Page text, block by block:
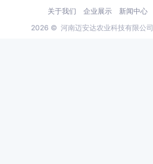
2026 © 河南迈安达农业科技有限公司
关于我们 企业展示 新闻中心